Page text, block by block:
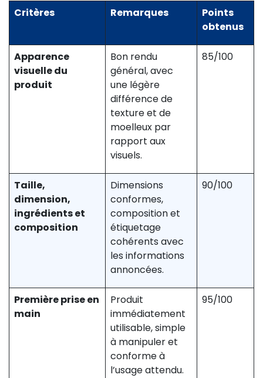
Critères
Remarques
Points
obtenus
Apparence
visuelle du
produit
Bon rendu
général, avec
une légère
différence de
texture et de
moelleux par
rapport aux
visuels.
85/100
Taille,
dimension,
ingrédients et
composition
Dimensions
conformes,
composition et
étiquetage
cohérents avec
les informations
annoncées.
90/100
Première prise en
main
Produit
immédiatement
utilisable, simple
à manipuler et
conforme à
l’usage attendu.
95/100